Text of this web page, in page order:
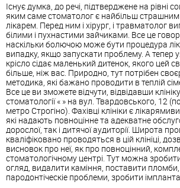
Існує думка, до речі, підтверджене на рівні
яким саме стоматолог є найбільш
лікарем. Перед ним і хірург, і травматолог
білими і пухнастими зайчиками. Все це
наскільки болючою може бути процедура
випадку, якщо запускати проблему. А тепер
крісло сідає маленький дитенок, якого цей
більше, ніж вас. Природно, тут потрібен
методика, які бажано проводити в теплій
Все це ви зможете відчути, відвідавши
стоматології « » на вул. Твардовського, 12
метро Строгіно). Фахівці клініки є
які надають повноцінне та адекватне
дорослої, так і дитячої аудиторії. Широта
кваліфіковано проводяться в цій клініці,
висновок про неї, як про повноцінний,
стоматологічному центрі. Тут можна
огляд, видалити каміння, поставити пломби,
пародонтіческіе проблеми, зробити